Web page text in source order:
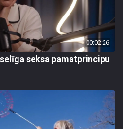
00:02:26
seksa pamatprincipu